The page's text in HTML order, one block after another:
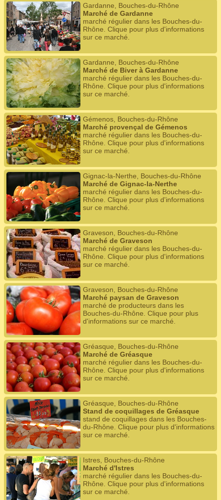
Gardanne, Bouches-du-Rhône
Marché de Gardanne
marché régulier dans les Bouches-du-
Rhône. Clique pour plus d'informations
sur ce marché.
Gardanne, Bouches-du-Rhône
Marché de Biver à Gardanne
marché régulier dans les Bouches-du-
Rhône. Clique pour plus d'informations
sur ce marché.
Gémenos, Bouches-du-Rhône
Marché provençal de Gémenos
marché régulier dans les Bouches-du-
Rhône. Clique pour plus d'informations
sur ce marché.
Gignac-la-Nerthe, Bouches-du-Rhône
Marché de Gignac-la-Nerthe
marché régulier dans les Bouches-du-
Rhône. Clique pour plus d'informations
sur ce marché.
Graveson, Bouches-du-Rhône
Marché de Graveson
marché régulier dans les Bouches-du-
Rhône. Clique pour plus d'informations
sur ce marché.
Graveson, Bouches-du-Rhône
Marché paysan de Graveson
marché de producteurs dans les
Bouches-du-Rhône. Clique pour plus
d'informations sur ce marché.
Gréasque, Bouches-du-Rhône
Marché de Gréasque
marché régulier dans les Bouches-du-
Rhône. Clique pour plus d'informations
sur ce marché.
Gréasque, Bouches-du-Rhône
Stand de coquillages de Gréasque
stand de coquillages dans les Bouches-
du-Rhône. Clique pour plus d'informations
sur ce marché.
Istres, Bouches-du-Rhône
Marché d'Istres
marché régulier dans les Bouches-du-
Rhône. Clique pour plus d'informations
sur ce marché.